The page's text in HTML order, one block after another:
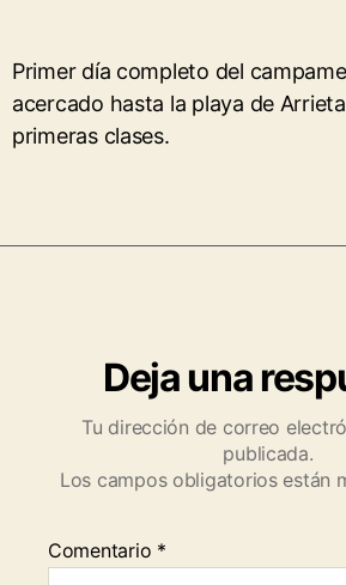
Primer día completo del
acercado hasta la playa de
primeras clases.
Deja una
Tu dirección de correo
publicada.
Los campos obligatorios están
Comentario *